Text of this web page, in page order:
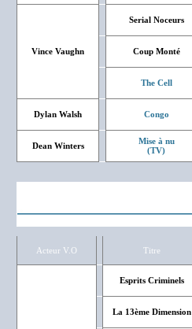
Vince Vaughn
Serial Noceurs
Coup Monté
The Cell
Dylan Walsh Congo
Dean Winters
Mise à nu
(TV)
Acteur V.O Titre
Esprits Criminels
La 13ème Dimension